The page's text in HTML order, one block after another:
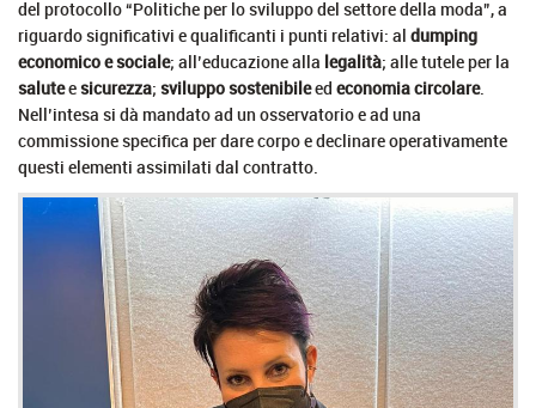
del protocollo “Politiche per lo sviluppo del settore della moda”, a
riguardo significativi e qualificanti i punti relativi: al dumping
economico e sociale; all’educazione alla legalità; alle tutele per la
saluteesicurezza; sviluppo sostenibileed economia circolare.
Nell’intesa si dà mandato ad un osservatorio e ad una
commissione specifica per dare corpo e declinare operativamente
questi elementi assimilati dal contratto.